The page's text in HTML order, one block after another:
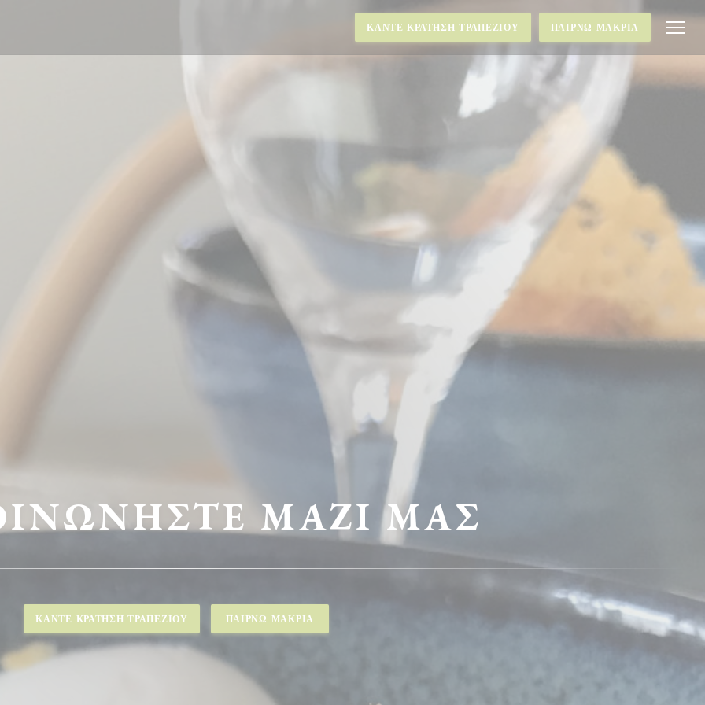
ΚΆΝΤΕ ΚΡΆΤΗΣΗ ΤΡΑΠΕΖΙΟΎ ΠΑΊΡΝΩ ΜΑΚΡΙΆ
ΜΑΖΊ ΜΑΣ
ΚΆΝΤΕ ΚΡΆΤΗΣΗ ΤΡΑΠΕΖΙΟΎ ΠΑΊΡΝΩ ΜΑΚΡΙΆ